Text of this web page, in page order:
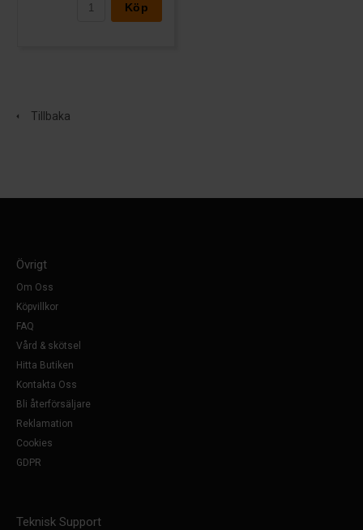
Köp
Tillbaka
Övrigt
Om Oss
Köpvillkor
FAQ
Vård & skötsel
Hitta Butiken
Kontakta Oss
Bli återförsäljare
Reklamation
Cookies
GDPR
Teknisk Support